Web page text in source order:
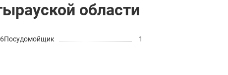
области
6Посудомойщик
1